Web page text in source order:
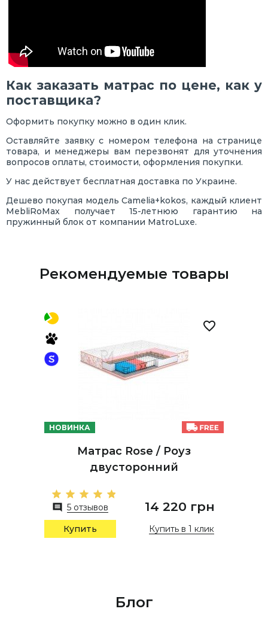
Как заказать матрас по цене, как у
поставщика?
Оформить покупку можно в один клик.
Оставляйте заявку с номером телефона на странице
товара, и менеджеры вам перезвонят для уточнения
вопросов оплаты, стоимости, оформления покупки.
У нас действует бесплатная доставка по Украине.
Дешево покупая модель Camelia+kokos, каждый клиент
MebliRoMax получает 15-летнюю гарантию на
пружинный блок от компании MatroLuxe.
Рекомендуемые товары
НОВИНКА
Матрас Rose / Роуз
двусторонний
5 отзывов 14 220 грн
Купить Купить в 1 клик
Блог